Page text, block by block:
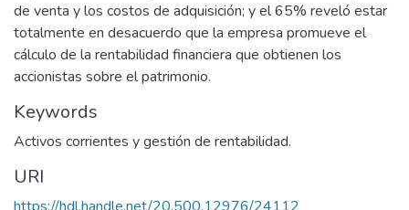
de venta y los costos de adquisición; y el 65% reveló estar
totalmente en desacuerdo que la empresa promueve el
cálculo de la rentabilidad financiera que obtienen los
accionistas sobre el patrimonio.
Keywords
Activos corrientes y gestión de rentabilidad.
URI